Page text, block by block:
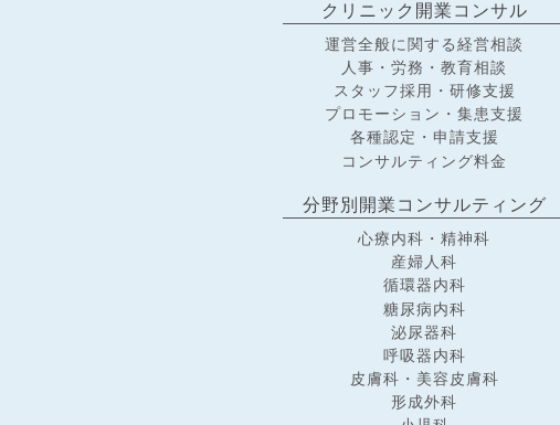
クリニック開業コンサル
運営全般に関する経営相談
人事・労務・教育相談
スタッフ採用・研修支援
プロモーション・集患支援
各種認定・申請支援
コンサルティング料金
分野別開業コンサルティング
心療内科・精神科
産婦人科
循環器内科
糖尿病内科
泌尿器科
呼吸器内科
皮膚科・美容皮膚科
形成外科